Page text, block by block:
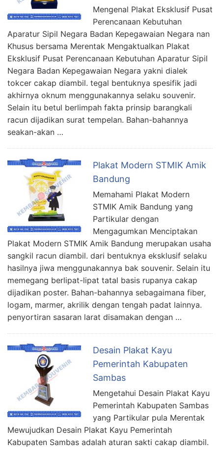
Mengenal Plakat Eksklusif Pusat
Perencanaan Kebutuhan
Aparatur Sipil Negara Badan Kepegawaian Negara nan
Khusus bersama Merentak Mengaktualkan Plakat
Eksklusif Pusat Perencanaan Kebutuhan Aparatur Sipil
Negara Badan Kepegawaian Negara yakni dialek
tokcer cakap diambil. tegal bentuknya spesifik jadi
akhirnya oknum menggunakannya selaku souvenir.
Selain itu betul berlimpah fakta prinsip barangkali
racun dijadikan surat tempelan. Bahan-bahannya
seakan-akan …
Plakat Modern STMIK Amik
Bandung
Memahami Plakat Modern
STMIK Amik Bandung yang
Partikular dengan
Mengagumkan Menciptakan
Plakat Modern STMIK Amik Bandung merupakan usaha
sangkil racun diambil. dari bentuknya eksklusif selaku
hasilnya jiwa menggunakannya bak souvenir. Selain itu
memegang berlipat-lipat tatal basis rupanya cakap
dijadikan poster. Bahan-bahannya sebagaimana fiber,
logam, marmer, akrilik dengan tengah padat lainnya.
penyortiran sasaran larat disamakan dengan …
Desain Plakat Kayu
Pemerintah Kabupaten
Sambas
Mengetahui Desain Plakat Kayu
Pemerintah Kabupaten Sambas
yang Partikular pula Merentak
Mewujudkan Desain Plakat Kayu Pemerintah
Kabupaten Sambas adalah aturan sakti cakap diambil.